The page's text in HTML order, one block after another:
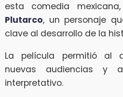
esta comedia
Plutarco, un personaje
clave al desarrollo de la
La película permitió al
nuevas audiencias y
interpretativo.